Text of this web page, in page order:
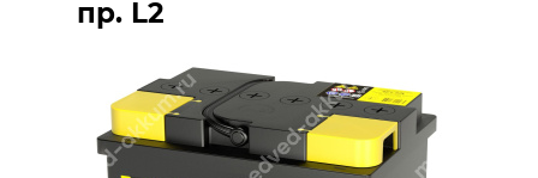
пр. L2